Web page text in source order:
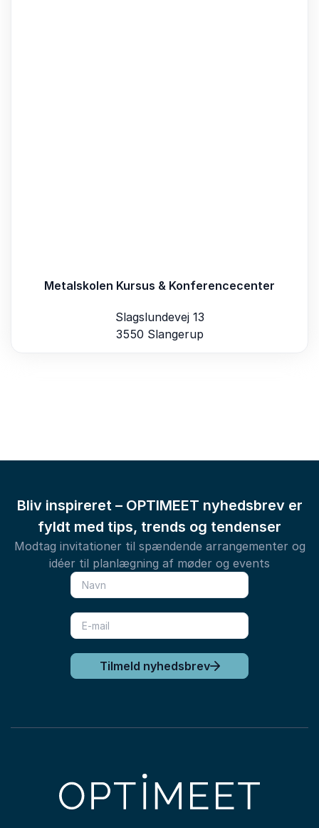
Metalskolen Kursus & Konferencecenter
Slagslundevej 13
3550 Slangerup
Bliv inspireret – OPTIMEET nyhedsbrev er
fyldt med tips, trends og tendenser
Modtag invitationer til spændende arrangementer og
idéer til planlægning af møder og events
Tilmeld nyhedsbrev